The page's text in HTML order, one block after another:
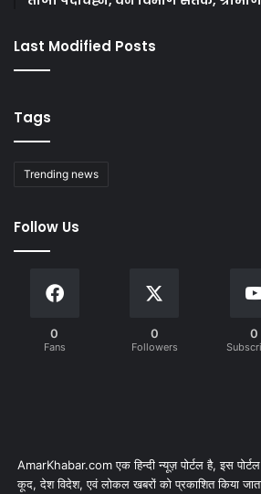
Last Modified Posts
Tags
Trending news
Follow Us
0
Fans
0
Followers
0
AmarKhabar.com एक हिन्दी न्यूज़ पोर्टल है, इस
कूद, देश विदेश, एवं लोकल खबरों को प्रकाशित किया